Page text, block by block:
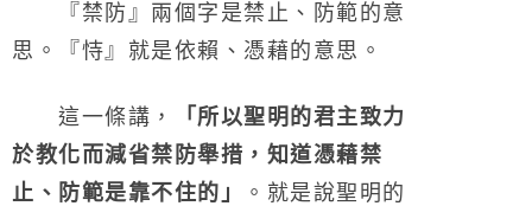
『禁防』兩個字是禁止、防範的意
思。『恃』就是依賴、憑藉的意思。
這一條講，
「所以聖明的君主致力
於教化而減省禁防舉措，知道憑藉禁
止、防範是靠不住的」
。就是說聖明的